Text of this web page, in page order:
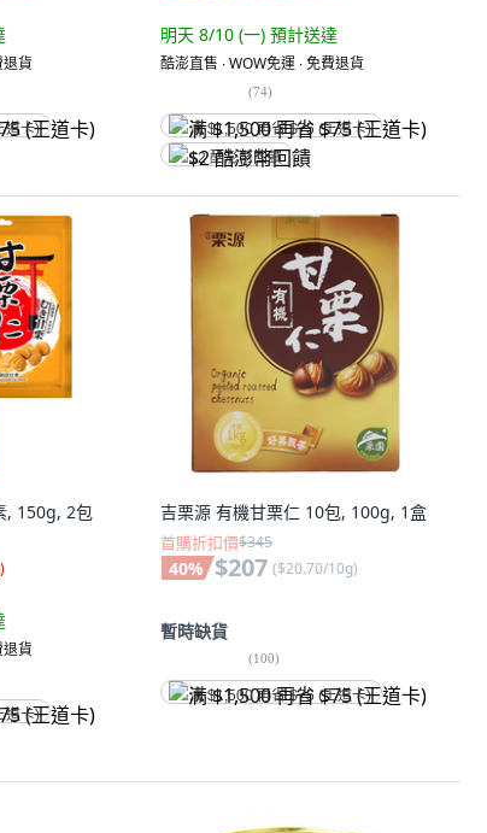
退貨
道卡)
明天 8/10 (一) 預計送達
酷澎直售 ∙ WOW免運 ∙ 免費退貨
(74)
满 $1,500 再省 $75 (王道卡)
$2 酷澎幣回饋
, 150g, 2包
)
退貨
道卡)
吉栗源 有機甘栗仁 10包, 100g, 1盒
首購折扣價$345
40% $207 ($20.70/10g)
暫時缺貨
(100)
满 $1,500 再省 $75 (王道卡)